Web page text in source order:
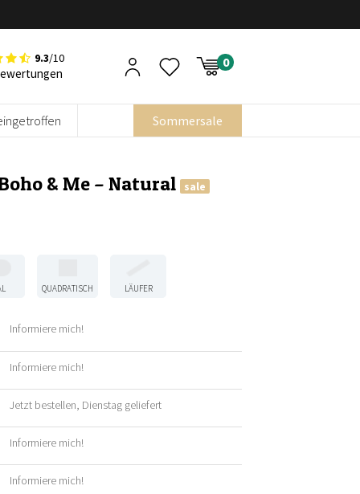
9.3/10
Sommersale
& Me – Natural
sale
QUADRATISCH LÄUFER
Informiere mich!
Informiere mich!
Jetzt bestellen, Dienstag geliefert
Informiere mich!
Informiere mich!